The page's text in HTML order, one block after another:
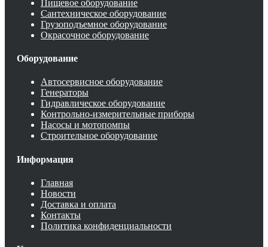
Пищевое оборудование
Сантехническое оборудование
Грузоподъемное оборудование
Окрасочное оборудование
Оборудование
Автосервисное оборудование
Генераторы
Гидравлическое оборудование
Контрольно-измерительные приборы
Насосы и мотопомпы
Строительное оборудование
Информация
Главная
Новости
Доставка и оплата
Контакты
Политика конфиденциальности